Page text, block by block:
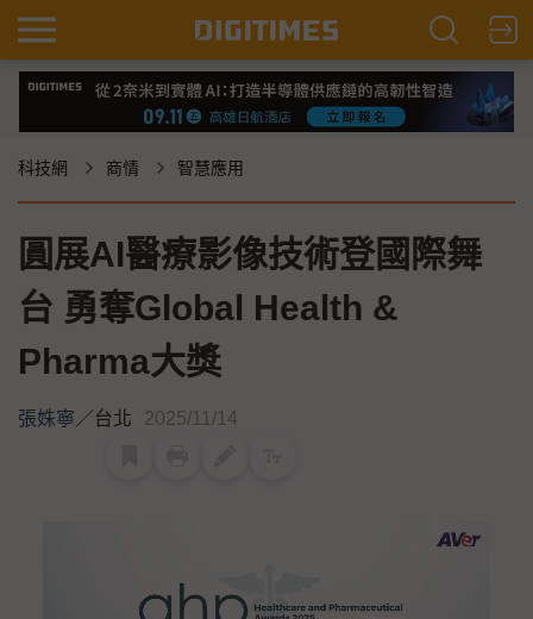
科技網 商情 智慧應用
圓展AI醫療影像技術登國際舞
台 勇奪Global Health &
Pharma大獎
張姝寧／台北 2025/11/14